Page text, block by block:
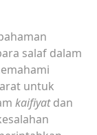
salaf dalam
untuk
kaifiyatdan